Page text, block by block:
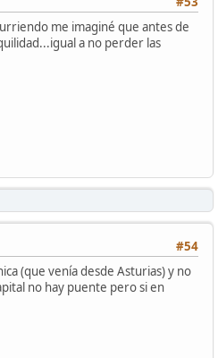
me imaginé que antes de
a no perder las
#54
(que venía desde Asturias) y no
no hay puente pero si en